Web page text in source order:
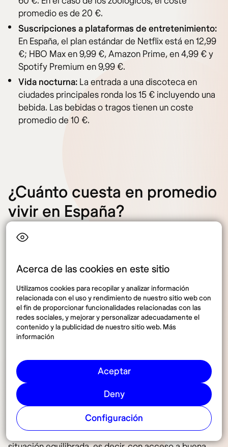
Acerca de las cookies en este sitio
Utilizamos cookies para recopilar y analizar información
relacionada con el uso y rendimiento de nuestro sitio web con
el fin de proporcionar funcionalidades relacionadas con las
redes sociales, y mejorar y personalizar adecuadamente el
contenido y la publicidad de nuestro sitio web. Más
información
Aceptar
Deny
Configuración
promedio es de 20 €.
Suscripciones a plataformas de entretenimiento:
En España, el plan estándar de Netflix está en 12,99
€; HBO Max en 9,99 €, Amazon Prime, en 4,99 € y
Spotify Premium en 9,99 €.
Vida nocturna: La entrada a una discoteca en
ciudades principales ronda los 15 € incluyendo una
bebida. Las bebidas o tragos tienen un coste
promedio de 10 €.
¿Cuánto cuesta en promedio
vivir en España?
@Canva.
De acuerdo con lo mencionado anteriormente,
podemos afirmar que elcoste mensual promedio
estimado para una persona sola en España es de,
aproximadamente, 1.800-1.900 €.Esto para tener una